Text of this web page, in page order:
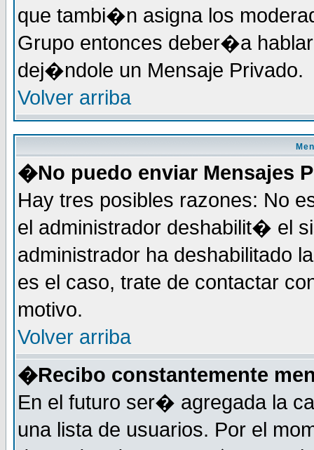
que tambi�n asigna los
Grupo entonces deber�a
dej�ndole un Mensaje Privado.
Volver arriba
�No puedo enviar Mensajes
Hay tres posibles razones: No
el administrador deshabilit� el
administrador ha deshabilitado
es el caso, trate de contactar
motivo.
Volver arriba
�Recibo constantemente
En el futuro ser� agregada la
una lista de usuarios. Por el